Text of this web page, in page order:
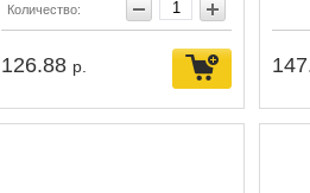
Количество:
126.88 р.